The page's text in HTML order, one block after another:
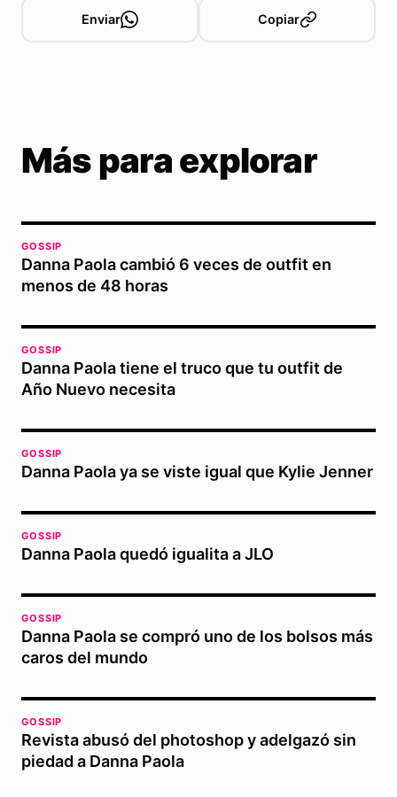
Enviar Copiar
Más para explorar
GOSSIP
Danna Paola cambió 6 veces de outfit en
menos de 48 horas
GOSSIP
Danna Paola tiene el truco que tu outfit de
Año Nuevo necesita
GOSSIP
Danna Paola ya se viste igual que Kylie Jenner
GOSSIP
Danna Paola quedó igualita a JLO
GOSSIP
Danna Paola se compró uno de los bolsos más
caros del mundo
GOSSIP
Revista abusó del photoshop y adelgazó sin
piedad a Danna Paola